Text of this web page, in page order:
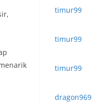
timur99
timur99
timur99
dragon969